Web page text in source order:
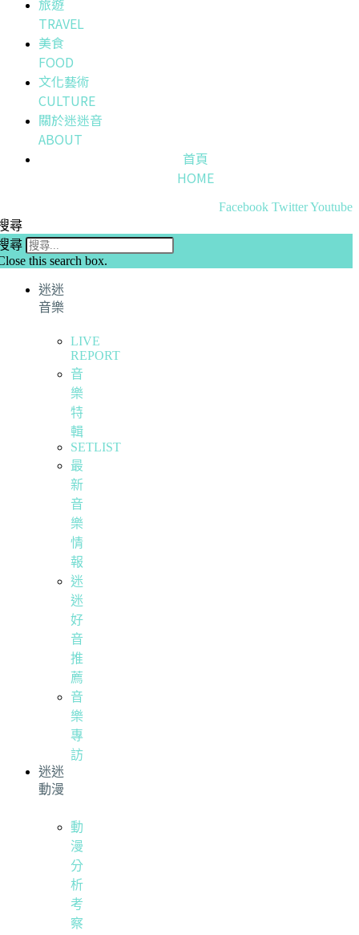
旅遊
TRAVEL
美食
FOOD
文化藝術
CULTURE
關於迷迷音
ABOUT
首頁
HOME
Facebook TwitterYoutube
尋
尋
this search box.
迷迷
音樂
LIVE
REPORT
音
樂
特
輯
SETLIST
最
新
音
樂
情
報
迷
迷
好
音
推
薦
音
樂
專
訪
迷迷
動漫
動
漫
分
析
考
察